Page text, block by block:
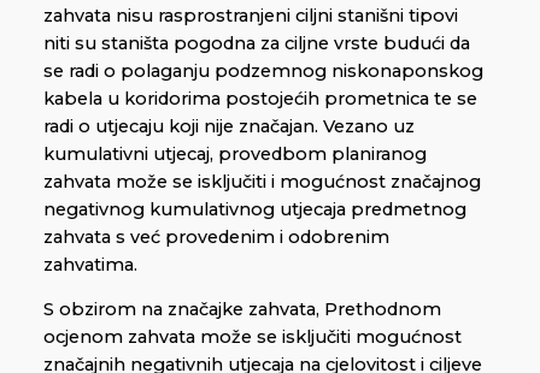
zahvata nisu rasprostranjeni ciljni stanišni tipovi
niti su staništa pogodna za ciljne vrste budući da
se radi o polaganju podzemnog niskonaponskog
kabela u koridorima postojećih prometnica te se
radi o utjecaju koji nije značajan. Vezano uz
kumulativni utjecaj, provedbom planiranog
zahvata može se isključiti i mogućnost značajnog
negativnog kumulativnog utjecaja predmetnog
zahvata s već provedenim i odobrenim
zahvatima.
S obzirom na značajke zahvata, Prethodnom
ocjenom zahvata može se isključiti mogućnost
značajnih negativnih utjecaja na cjelovitost i ciljeve